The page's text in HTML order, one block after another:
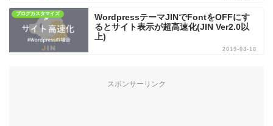
ブログカスタマイズ
WordpressテーマJINでFontをOFFにす
るとサイト表示が超高速化(JIN Ver2.0以
上)
2019-04-18
スポンサーリンク